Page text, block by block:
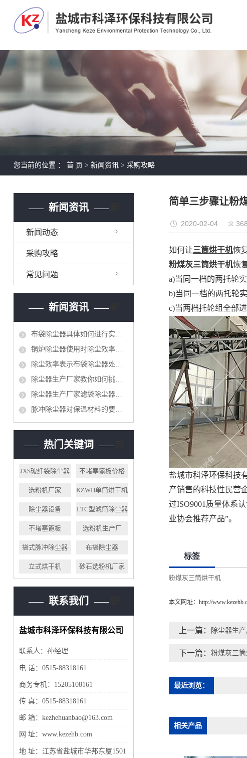
您当前的位置 ： 首 页 > 新闻资讯> 采购攻略
新闻资讯 新
新闻动态
采购攻略
常见问题
新闻资讯 新
布袋除尘器具体如何进行实地安装呢?
锅炉除尘器使用时除尘效率差,你应该做什么呢
除尘效率表示布袋除尘器处理含尘气体能力的好坏
除尘器生产厂家教你如何挑选脉冲单机除尘器
除尘器生产厂家滤袋除尘器在运转前准备工作
脉冲除尘器对保温材料的要求和保温方法
热门关键词 热
JXS玻纤袋除尘器 不堵塞篦板价格
选粉机厂家 KZWH单筒烘干机
除尘器设备 LTC型滤筒除尘器
不堵塞篦板 选粉机生产厂
袋式脉冲除尘器 布袋除尘器
立式烘干机 砂石选粉机厂家
联系我们 联
盐城市科泽环保科技有限公司
联系人：孙经理
电 话：0515-88318161
商务专机：15205108161
传 真：0515-88318161
邮 箱：kezhehuanbao@163.com
网 址：www.kezehb.com
地 址：江苏省盐城市华邦东厦1501
简单三步骤让粉
2020-02-04
如何让三筒烘干机恢
粉煤灰三筒烘干机恢
a)当同一档的两托轮
b)当同一档的两托轮
c)当两档托轮组全部
盐城市科泽环保科技
产销售的科技性民营
过ISO9001质量体系
业协会推荐产品”。
标签
粉煤灰三筒烘干机
本文网址： http://
上一篇： 除尘器生
下一篇： 粉煤灰三
最近浏览：
相关产品